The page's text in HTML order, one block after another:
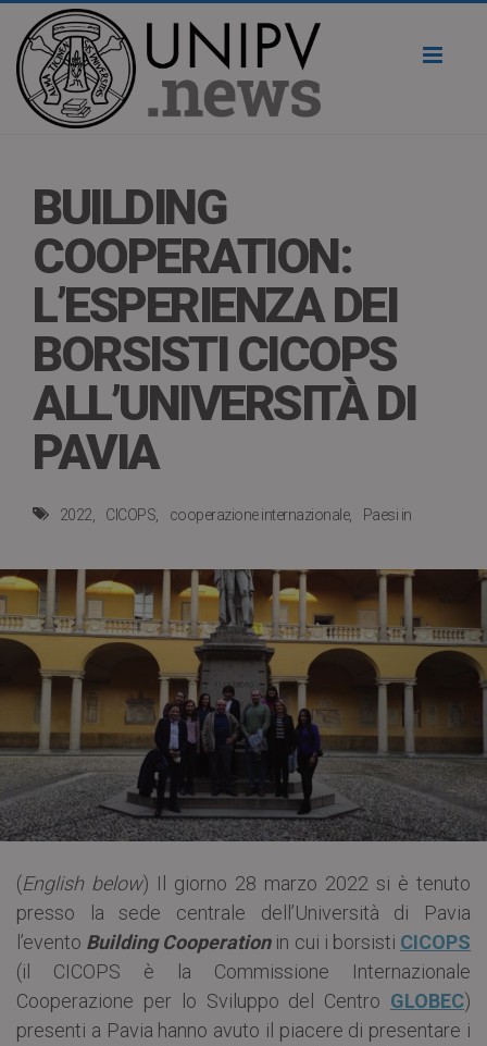
BUILDING
COOPERATION:
L’ESPERIENZA DEI
BORSISTI CICOPS
ALL’UNIVERSITÀ DI
PAVIA
2022 CICOPS cooperazione internazionale Paesi in
(English below) Il giorno 28 marzo 2022 si è tenuto
presso la sede centrale dell’Università di Pavia
l’evento Building Cooperationin cui i borsisti CICOPS
(il CICOPS è la Commissione Internazionale
Cooperazione per lo Sviluppo del Centro GLOBEC)
presenti a Pavia hanno avuto il piacere di presentare i